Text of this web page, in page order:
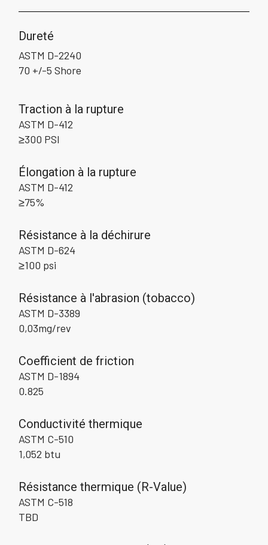
Dureté
ASTM D-2240
70 +/-5 Shore
Traction à la rupture
ASTM D-412
≥300 PSI
Élongation à la rupture
ASTM D-412
≥75%
Résistance à la déchirure
ASTM D-624
≥100 psi
Résistance à l'abrasion (tobacco)
ASTM D-3389
0,03mg/rev
Coefficient de friction
ASTM D-1894
0.825
Conductivité thermique
ASTM C-510
1,052 btu
Résistance thermique (R-Value)
ASTM C-518
TBD